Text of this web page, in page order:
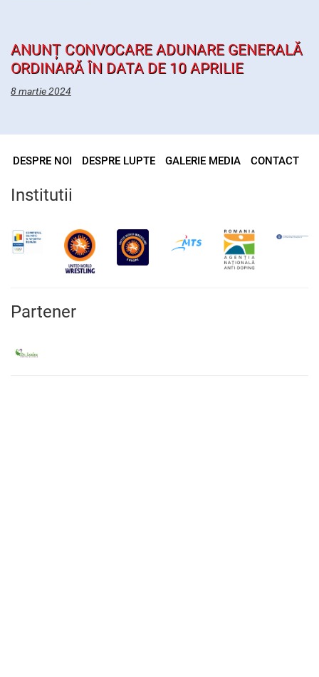
ANUNȚ CONVOCARE ADUNARE GENERALĂ
ORDINARĂ ÎN DATA DE 10 APRILIE
8 martie 2024
DESPRE NOI DESPRE LUPTE GALERIE MEDIA CONTACT
Institutii
Partener